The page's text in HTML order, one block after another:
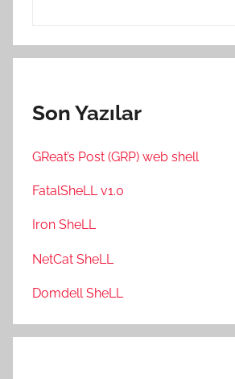
Son Yazılar
GReat’s Post (GRP) web shell
FatalSheLL v1.0
Iron SheLL
NetCat SheLL
Domdell SheLL